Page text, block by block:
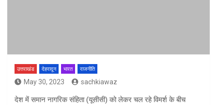
उत्तराखंड देहरादून भारत राजनीति
May 30, 2023 sachkiawaz
देश में समान नागरिक संहिता (यूसीसी) को लेकर चल रहे विमर्श के बीच